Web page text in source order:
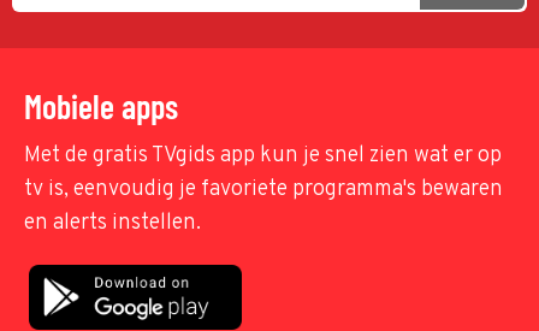
Mobiele apps
Met de gratis TVgids app kun je snel zien wat er op
tv is, eenvoudig je favoriete programma's bewaren
en alerts instellen.